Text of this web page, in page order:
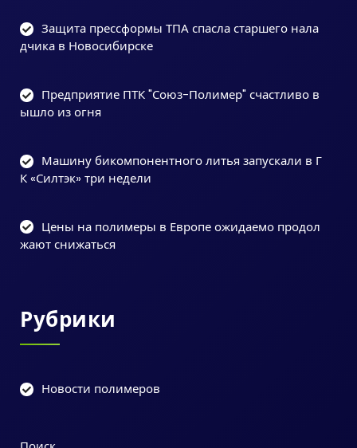
Защита прессформы ТПА спасла старшего нала
дчика в Новосибирске
Предприятие ПТК "Союз-Полимер" счастливо в
ышло из огня
Машину бикомпонентного литья запускали в Г
К «Силтэк» три недели
Цены на полимеры в Европе ожидаемо продол
жают снижаться
Рубрики
Новости полимеров